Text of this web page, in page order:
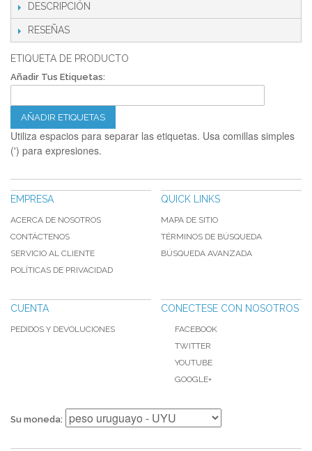
DESCRIPCIÓN
RESEÑAS
ETIQUETA DE PRODUCTO
Añadir Tus Etiquetas:
AÑADIR ETIQUETAS
Utiliza espacios para separar las etiquetas. Usa comillas simples
(') para expresiones.
EMPRESA
ACERCA DE NOSOTROS
CONTÁCTENOS
SERVICIO AL CLIENTE
POLÍTICAS DE PRIVACIDAD
QUICK LINKS
MAPA DE SITIO
TÉRMINOS DE BÚSQUEDA
BÚSQUEDA AVANZADA
CUENTA
PEDIDOS Y DEVOLUCIONES
CONECTESE CON NOSOTROS
FACEBOOK
TWITTER
YOUTUBE
GOOGLE+
Su moneda: